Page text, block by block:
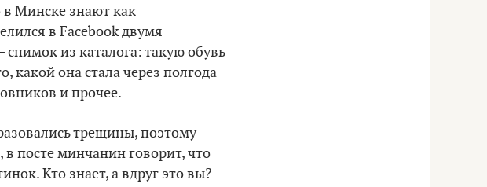
в Минске знают как
в Facebook двумя
из каталога: такую обувь
какой она стала через полгода
и прочее.
трещины, поэтому
в посте минчанин говорит, что
Кто знает, а вдруг это вы?